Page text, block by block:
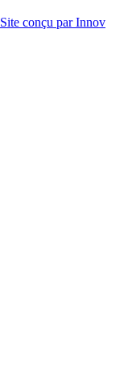
Site conçu par Innov